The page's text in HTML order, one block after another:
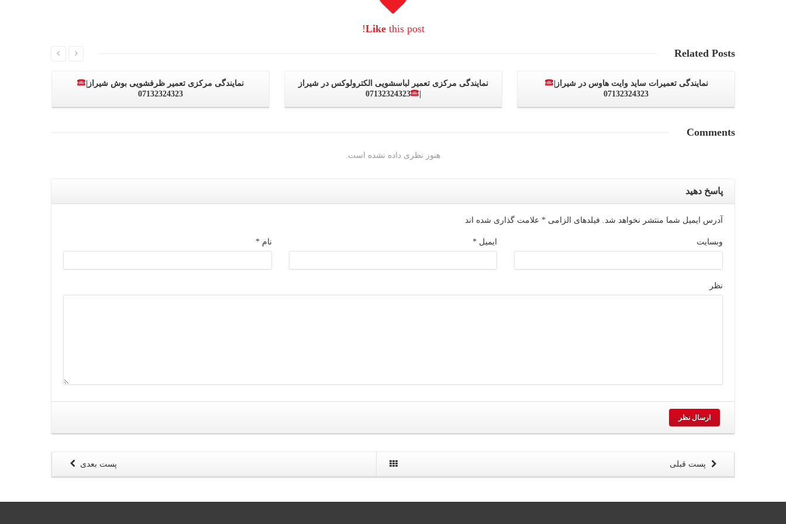
Likethis post!
Related Posts
نمایندگی مرکزی تعمیر ظرفشویی بوش شیراز|
07132324323
نمایندگی مرکزی تعمیر لباسشویی الکترولوکس در شیراز
07132324323
نمایندگی تعمیرات ساید وایت هاوس در شیراز|
07132324323
Comments
هنوز نظری داده نشده است.
پاسخ دهید
آدرس ایمیل شما منتشر نخواهد شد. فیلدهای الزامی * علامت گذاری شده اند
نام* ایمیل * وبسایت
نظر
ارسال نظر
پست بعدی پست قبلی